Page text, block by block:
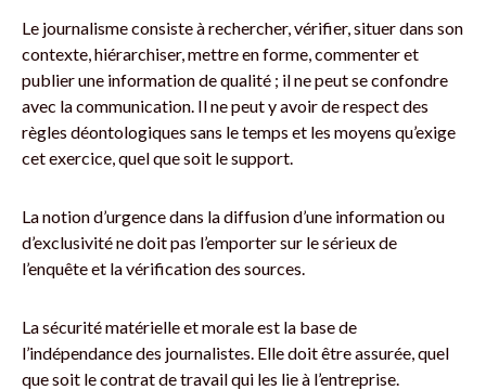
Le journalisme consiste à rechercher, vérifier, situer dans son
contexte, hiérarchiser, mettre en forme, commenter et
publier une information de qualité ; il ne peut se confondre
avec la communication. Il ne peut y avoir de respect des
règles déontologiques sans le temps et les moyens qu’exige
cet exercice, quel que soit le support.
La notion d’urgence dans la diffusion d’une information ou
d’exclusivité ne doit pas l’emporter sur le sérieux de
l’enquête et la vérification des sources.
La sécurité matérielle et morale est la base de
l’indépendance des journalistes. Elle doit être assurée, quel
que soit le contrat de travail qui les lie à l’entreprise.